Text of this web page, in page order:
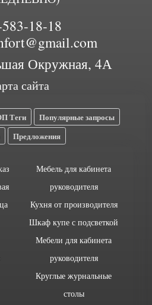
18-18
Окружная, 4А
сайта
Теги
Популярные запросы
Предложения
Мебель для кабинета
руководителя
Кухня от производителя
Шкаф купе с подсветкой
Мебели для кабинета
руководителя
Круглые журнальные
столы